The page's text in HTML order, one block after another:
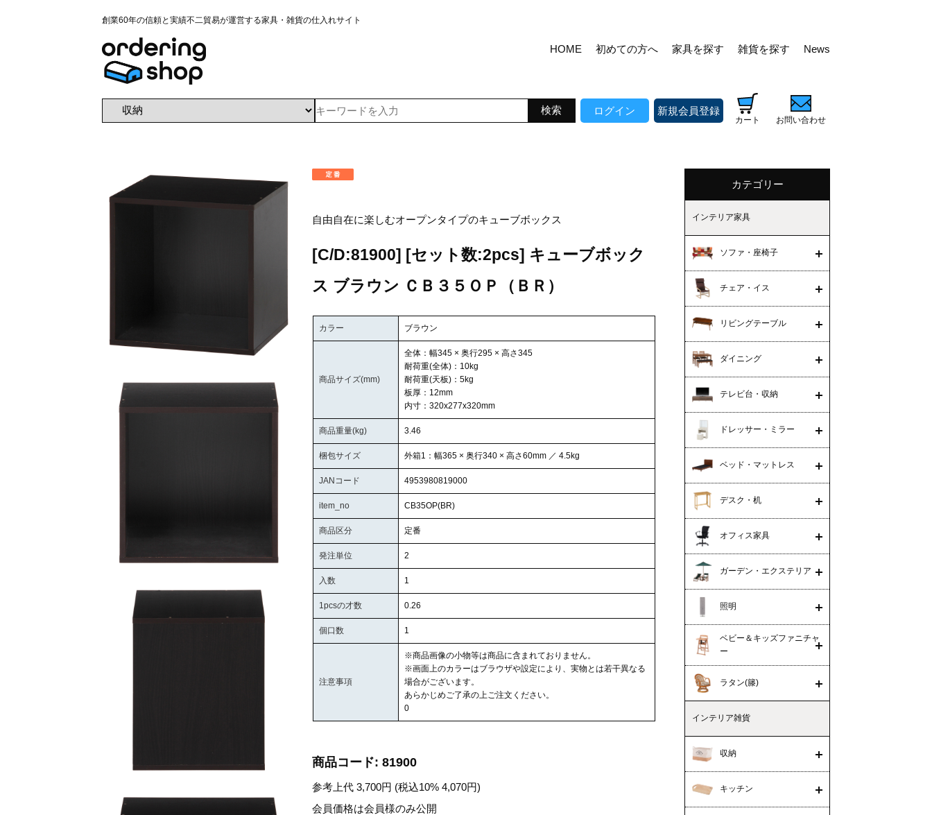
創業60年の信頼と実績不二貿易が運営する家具・雑貨の仕入れサイト
HOME 初めての方へ 家具を探す 雑貨を探す News
ログイン 新規会員登録
カート お問い合わせ
自由自在に楽しむオープンタイプのキューブボックス
[C/D:81900] [セット数:2pcs] キューブボック
ス ブラウン ＣＢ３５ＯＰ（ＢＲ）
カラー ブラウン
商品サイズ(mm)
全体：幅345 × 奥行295 × 高さ345
耐荷重(全体)：10kg
耐荷重(天板)：5kg
板厚：12mm
内寸：320x277x320mm
商品重量(kg) 3.46
梱包サイズ 外箱1：幅365 × 奥行340 × 高さ60mm ／ 4.5kg
JANコード 4953980819000
item_no CB35OP(BR)
商品区分 定番
発注単位 2
入数 1
1pcsの才数 0.26
個口数 1
注意事項
※商品画像の小物等は商品に含まれておりません。
※画面上のカラーはブラウザや設定により、実物とは若干異なる
場合がございます。
あらかじめご了承の上ご注文ください。
0
商品コード: 81900
参考上代 3,700円 (税込10%4,070円)
会員価格は会員様のみ公開
カテゴリー
インテリア家具
ソファ・座椅子
チェア・イス
リビングテーブル
ダイニング
テレビ台・収納
ドレッサー・ミラー
ベッド・マットレス
デスク・机
オフィス家具
ガーデン・エクステリア
照明
ベビー＆キッズファニチャ
ー
ラタン(籐)
インテリア雑貨
収納
キッチン